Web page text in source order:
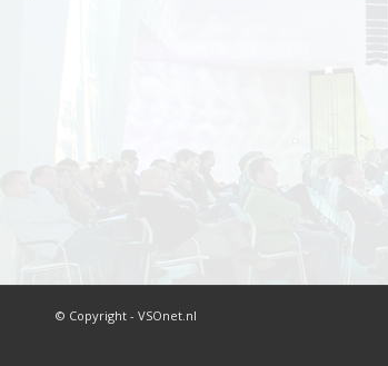
© Copyright - VSOnet.nl